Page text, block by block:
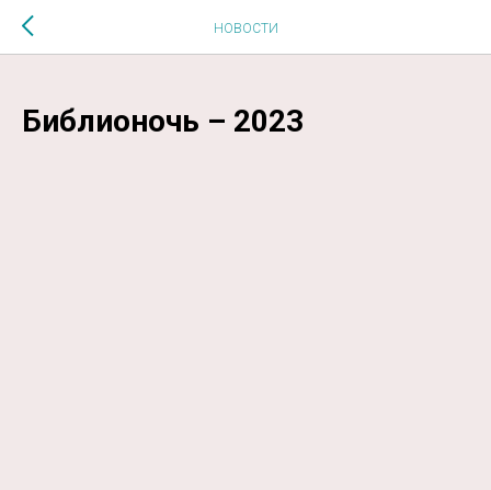
$MESSAGE$
НОВОСТИ
Библионочь – 2023